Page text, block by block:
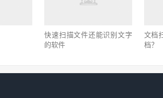
快速扫描文件还能识别文字
的软件
文档
档？